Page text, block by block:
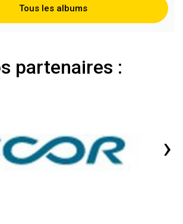
Tous les albums
partenaires :
›